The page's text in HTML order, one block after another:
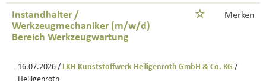
Instandhalter /
Werkzeugmechaniker (m/w/d)
Bereich Werkzeugwartung
Merken
16.07.2026 / LKH Kunststoffwerk Heiligenroth GmbH & Co. KG /